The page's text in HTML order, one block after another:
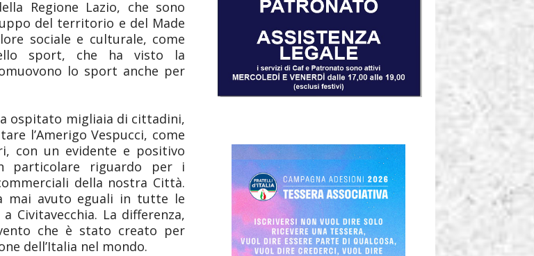
Regione Lazio, che sono
del territorio e del Made
sociale e culturale, come
sport, che ha visto la
lo sport anche per
ospitato migliaia di cittadini,
l’Amerigo Vespucci, come
con un evidente e positivo
particolare riguardo per i
della nostra Città.
mai avuto eguali in tutte le
Civitavecchia. La differenza,
che è stato creato per
dell’Italia nel mondo.